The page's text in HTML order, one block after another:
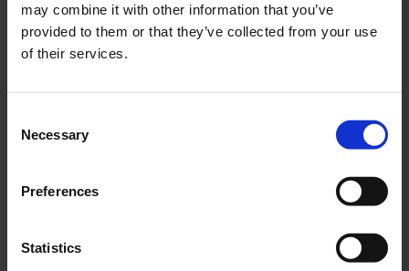
may combine it with other information that you’ve
provided to them or that they’ve collected from your use
of their services.
Selection
Necessary
Preferences
Statistics
14 0.00 0.60 0.00
Éclairage De Zone
2.5
3.35
3.45